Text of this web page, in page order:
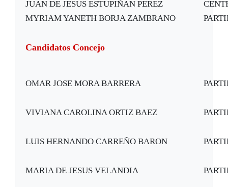
JUAN DE JESUS ESTUPIÑAN PEREZ
MYRIAM YANETH BORJA ZAMBRANO
Candidatos Concejo
OMAR JOSE MORA BARRERA
VIVIANA CAROLINA ORTIZ BAEZ
LUIS HERNANDO CARREÑO BARON
MARIA DE JESUS VELANDIA